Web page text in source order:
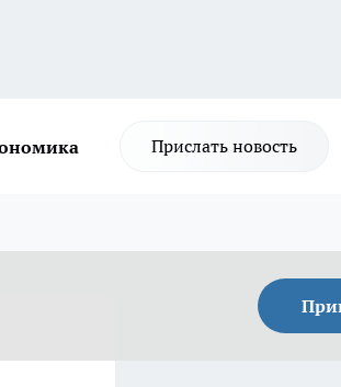
Прислать новость